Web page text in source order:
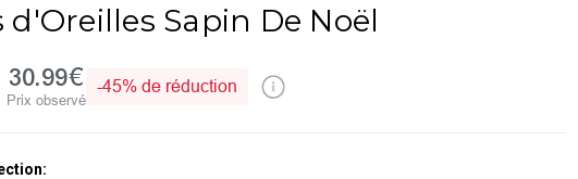
d'Oreilles Sapin De Noël
30.99€
Prix observé
-45% de réduction